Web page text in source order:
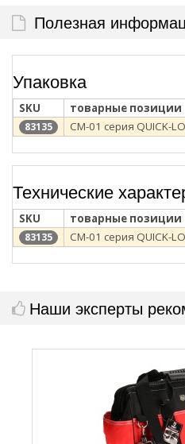
Полезная
Упаковка
SKU товарные позиции
83135 СМ-01 серия QUICK-
Технические
SKU товарные позиции
83135 СМ-01 серия QUICK-
Наши эксперты